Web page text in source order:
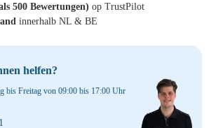
500 Bewertungen) op TrustPilot
innerhalb NL & BE
helfen?
bis Freitag von 09:00 bis 17:00 Uhr